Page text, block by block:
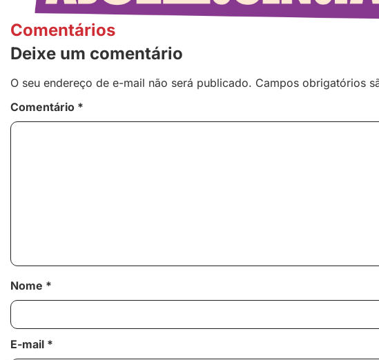
Comentários
Deixe um comentário
O seu endereço de e-mail não será publicado. Campos obrigatórios
Comentário *
Nome *
E-mail *